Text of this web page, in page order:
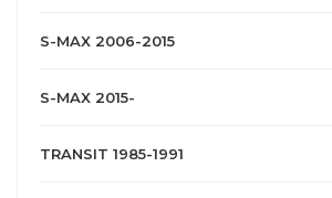
S-MAX 2006-2015
S-MAX 2015-
TRANSIT 1985-1991